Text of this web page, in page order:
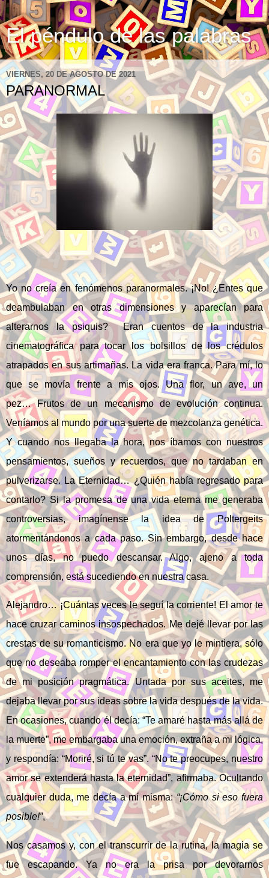
El péndulo de las palabras
VIERNES, 20 DE AGOSTO DE 2021
PARANORMAL
Yo no creía en fenómenos paranormales. ¡No! ¿Entes que
deambulaban en otras dimensiones y aparecían para
alterarnos la psiquis? Eran cuentos de la industria
cinematográfica para tocar los bolsillos de los crédulos
atrapados en sus artimañas. La vida era franca. Para mí, lo
que se movía frente a mis ojos. Una flor, un ave, un
pez… Frutos de un mecanismo de evolución continua.
Veníamos al mundo por una suerte de mezcolanza genética.
Y cuando nos llegaba la hora, nos íbamos con nuestros
pensamientos, sueños y recuerdos, que no tardaban en
pulverizarse. La Eternidad… ¿Quién había regresado para
contarlo? Si la promesa de una vida eterna me generaba
controversias, imagínense la idea de Poltergeits
atormentándonos a cada paso. Sin embargo, desde hace
unos días, no puedo descansar. Algo, ajeno a toda
comprensión, está sucediendo en nuestra casa.
Alejandro… ¡Cuántas veces le seguí la corriente! El amor te
hace cruzar caminos insospechados. Me dejé llevar por las
crestas de su romanticismo. No era que yo le mintiera, sólo
que no deseaba romper el encantamiento con las crudezas
de mi posición pragmática. Untada por sus aceites, me
dejaba llevar por sus ideas sobre la vida después de la vida.
En ocasiones, cuando él decía: “Te amaré hasta más allá de
la muerte”, me embargaba una emoción, extraña a mi lógica,
y respondía: “Moriré, si tú te vas”. “No te preocupes, nuestro
amor se extenderá hasta la eternidad”, afirmaba. Ocultando
cualquier duda, me decía a mí misma:“¡Cómo si eso fuera
posible!”,
Nos casamos y, con el transcurrir de la rutina, la magia se
fue escapando. Ya no era la prisa por devorarnos